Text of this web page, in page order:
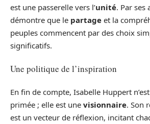
est une passerelle vers l’unité. Par ses
démontre que le partage et la
peuples commencent par des choix
significatifs.
Une politique de l’inspiration
En fin de compte, Isabelle Huppert
primée ; elle est une visionnaire. Son
est un vecteur de réflexion, incitant